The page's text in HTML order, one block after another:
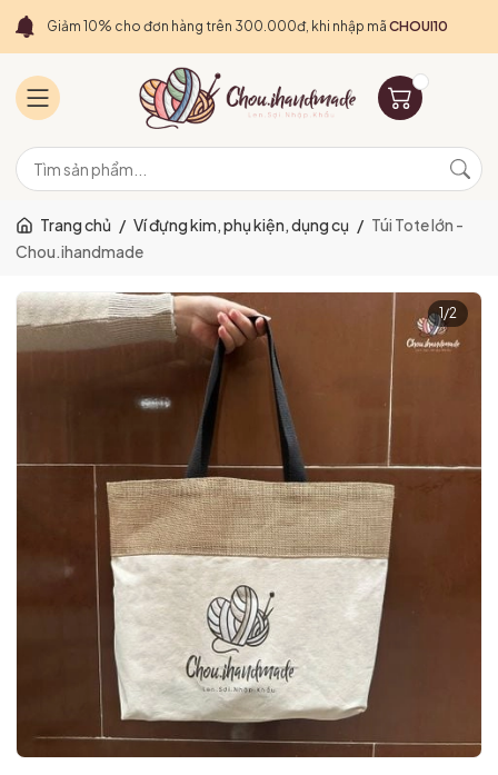
Giảm 10% cho đơn hàng trên 300.000đ, khi nhập mã CHOUI10
Trang chủ / Ví đựng kim, phụ kiện, dụng cụ / Túi Tote lớn -
Chou.ihandmade
1 /2
Ngày hết hạn: